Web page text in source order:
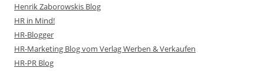
Henrik Zaborowskis Blog
HR in Mind!
HR-Blogger
HR-Marketing Blog vom Verlag Werben & Verkaufen
HR-PR Blog